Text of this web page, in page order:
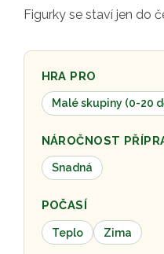
Figurky se staví jen do
HRA PRO
Malé skupiny (0-20
NÁROČNOST
Snadná
POČASÍ
Teplo Zima